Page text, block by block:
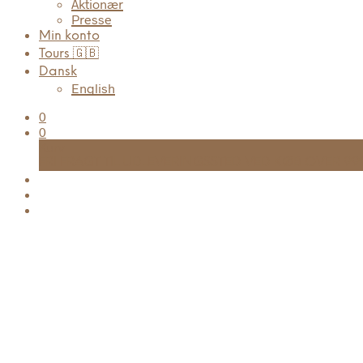
Aktionær
Presse
Min konto
Tours 🇬🇧
Dansk
English
0
0